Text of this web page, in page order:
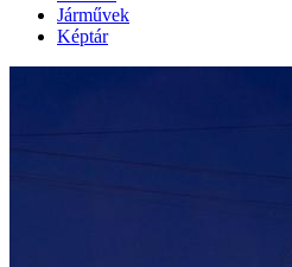
Járművek
Képtár